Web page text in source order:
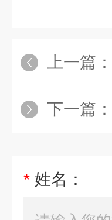
上一篇：
下一篇：
* 姓名：